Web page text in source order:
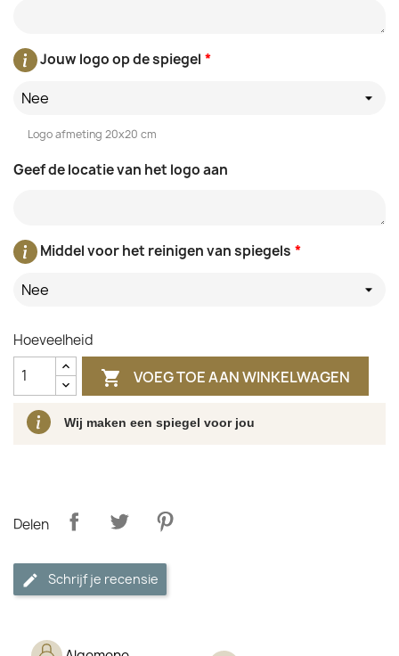
*
Jouw logo op de spiegel
Nee
Logo afmeting 20x20 cm
Geef de locatie van het logo aan
*
Middel voor het reinigen van spiegels
Nee
Hoeveelheid
 VOEG TOE AAN WINKELWAGEN
Wij maken een spiegel voor jou
Delen
Schrijf je recensie